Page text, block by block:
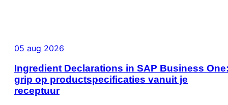
05 aug 2026
Ingredient Declarations in SAP Business
grip op productspecificaties vanuit je
receptuur